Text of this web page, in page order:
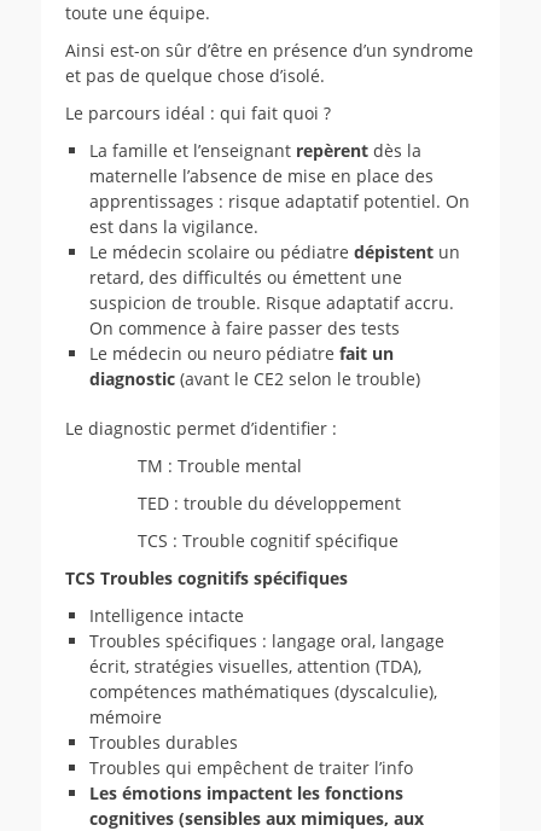
toute une équipe.
Ainsi est-on sûr d’être en présence d’un syndrome
et pas de quelque chose d’isolé.
Le parcours idéal : qui fait quoi ?
La famille et l’enseignant repèrent dès la
maternelle l’absence de mise en place des
apprentissages : risque adaptatif potentiel. On
est dans la vigilance.
Le médecin scolaire ou pédiatre dépistent un
retard, des difficultés ou émettent une
suspicion de trouble. Risque adaptatif accru.
On commence à faire passer des tests
Le médecin ou neuro pédiatre fait un
diagnostic (avant le CE2 selon le trouble)
Le diagnostic permet d’identifier :
TM : Trouble mental
TED : trouble du développement
TCS : Trouble cognitif spécifique
TCS Troubles cognitifs spécifiques
Intelligence intacte
Troubles spécifiques : langage oral, langage
écrit, stratégies visuelles, attention (TDA),
compétences mathématiques (dyscalculie),
mémoire
Troubles durables
Troubles qui empêchent de traiter l’info
Les émotions impactent les fonctions
cognitives (sensibles aux mimiques, aux